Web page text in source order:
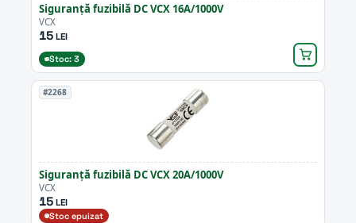
Siguranță fuzibilă DC VCX 16A/1000V
VCX
15LEI
Stoc: 3
#2268
Siguranță fuzibilă DC VCX 20A/1000V
VCX
15LEI
Stoc epuizat